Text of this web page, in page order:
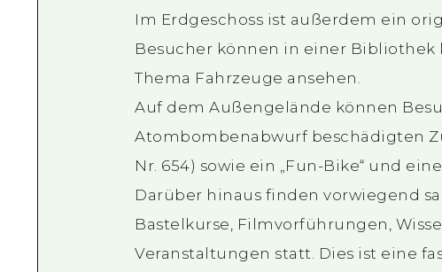
Im Erdgeschoss ist außerdem ein
Besucher können in einer Bibliothek
Thema Fahrzeuge ansehen.
Auf dem Außengelände können
Atombombenabwurf beschädigten
Nr. 654) sowie ein „Fun-Bike“ und
Darüber hinaus finden vorwiegend
Bastelkurse, Filmvorführungen,
Veranstaltungen statt. Dies ist eine